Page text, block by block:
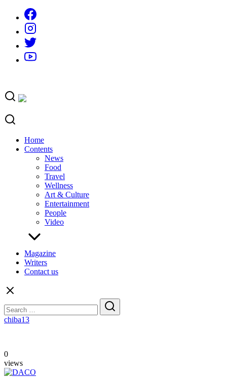
content
Home
Contents
News
Food
Travel
Wellness
Art & Culture
Entertainment
People
Video
Magazine
Writers
Contact us
for:
chiba13
0
views